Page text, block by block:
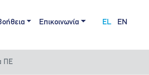
Επικοινωνία EL EN
ΠΕ